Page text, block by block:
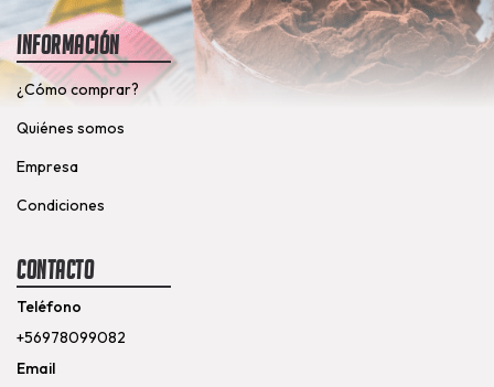
Información
¿Cómo comprar?
Quiénes somos
Empresa
Condiciones
Contacto
Teléfono
+56978099082
Email